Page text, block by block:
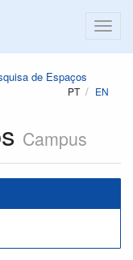
de Espaços
PT EN
Campus